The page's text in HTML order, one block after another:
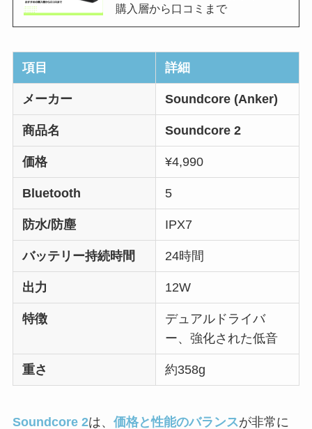
購入層から口コミまで
項目 詳細
メーカー Soundcore (Anker)
商品名 Soundcore 2
価格 ¥4,990
Bluetooth 5
防水/防塵 IPX7
バッテリー持続時間 24時間
出力 12W
特徴
デュアルドライバ
ー、強化された低音
重さ 約358g
Soundcore 2は、 価格と性能のバランスが非常に